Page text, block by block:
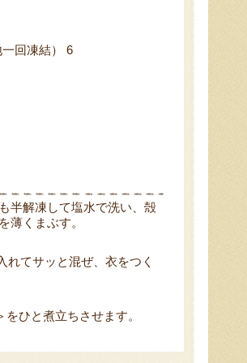
回凍結） 6
半解凍して塩水で洗い、殻
薄くまぶす。
てサッと混ぜ、衣をつく
ひと煮立ちさせます。